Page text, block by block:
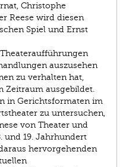
Christophe
Reese wird diesen
Spiel und Ernst
auszusehen
zu verhalten hat,
Zeitraum ausgebildet.
in Gerichtsformaten im
zu untersuchen,
von Theater und
und 19. Jahrhundert
hervorgehenden